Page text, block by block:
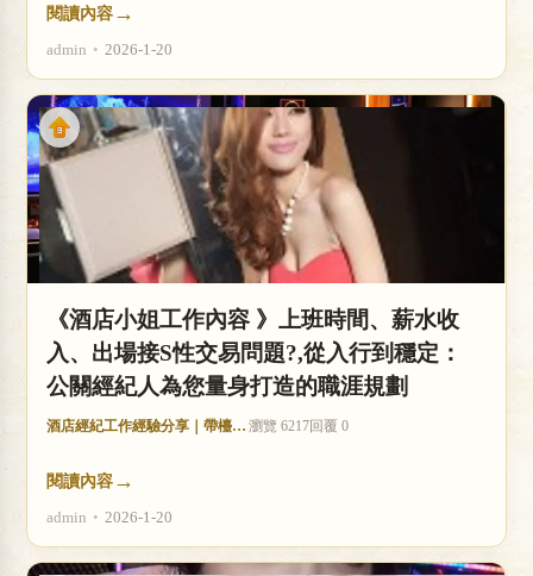
閱讀內容 →
admin • 2026-1-20
《酒店小姐工作內容 》上班時間、薪水收
入、出場接S性交易問題?,從入行到穩定：
公關經紀人為您量身打造的職涯規劃
酒店經紀工作經驗分享｜帶檯技巧與收入分析 瀏覽 6217回覆 0
閱讀內容 →
admin • 2026-1-20